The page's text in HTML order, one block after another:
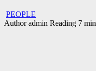
PEOPLE
Author admin Reading 7 min